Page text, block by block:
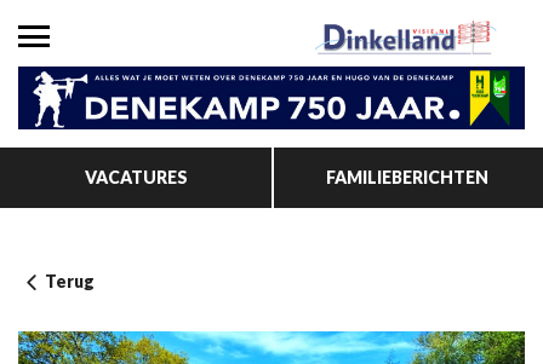
VACATURES FAMILIEBERICHTEN
Terug